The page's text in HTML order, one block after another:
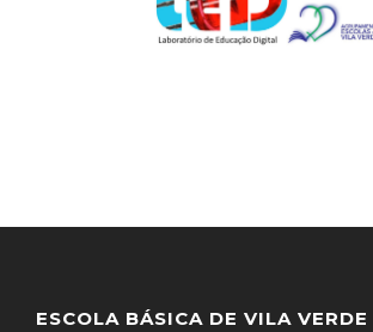
ESCOLA BÁSICA DE VILA